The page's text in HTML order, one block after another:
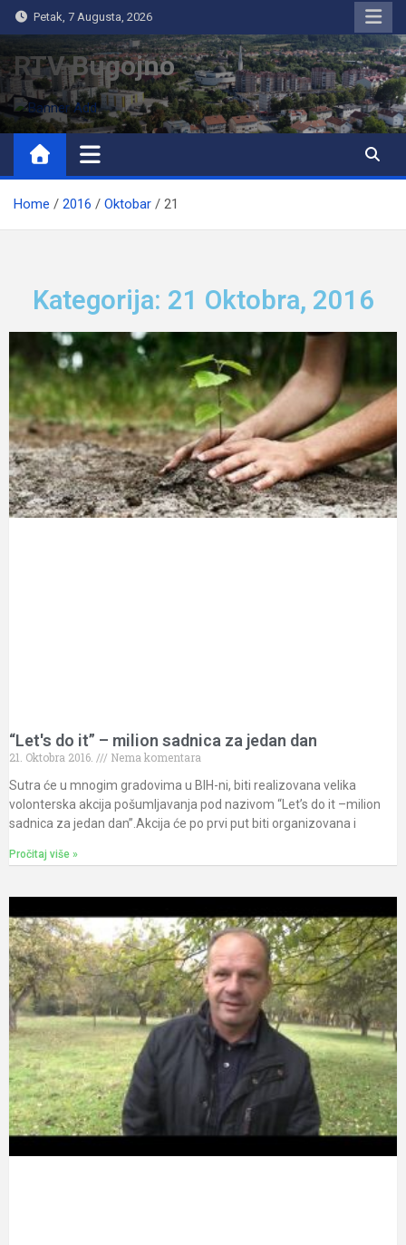
Petak, 7 Augusta, 2026
RTV Bugojno
Home 2016 Oktobar 21
Kategorija: 21 Oktobra, 2016
“Let's do it” – milion sadnica za jedan dan
21. Oktobra 2016.
Nema komentara
Sutra će u mnogim gradovima u BIH-ni, biti realizovana velika
volonterska akcija pošumljavanja pod nazivom “Let’s do it –milion
sadnica za jedan dan”.Akcija će po prvi put biti organizovana i
Pročitaj više »